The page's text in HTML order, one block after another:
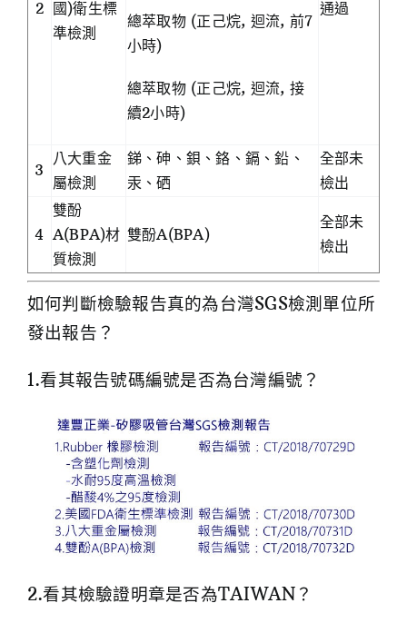
2 國)衛生標
準檢測
總萃取物 (正己烷, 迴流, 前7
小時)
總萃取物 (正己烷, 迴流, 接
續2小時)
通過
3
八大重金
屬檢測
銻、砷、鋇、鉻、鎘、鉛、
汞、硒
全部未
檢出
4
雙酚
A(BPA)材
質檢測
雙酚A(BPA)
全部未
檢出
如何判斷檢驗報告真的為台灣SGS檢測單位所
發出報告？
1.看其報告號碼編號是否為台灣編號？
2.看其檢驗證明章是否為TAIWAN？